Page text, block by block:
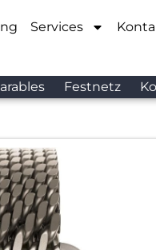
Services
Festnetz